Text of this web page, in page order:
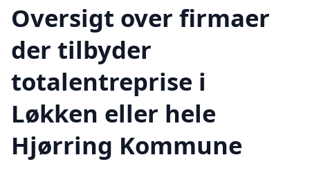
Oversigt over firmaer
der tilbyder
totalentreprise i
Løkken eller hele
Hjørring Kommune